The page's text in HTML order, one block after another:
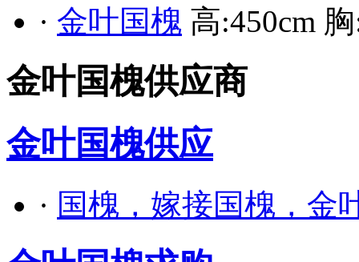
· 金叶国槐 高:450cm
金叶国槐供应商
金叶国槐供应
· 国槐，嫁接国槐，金